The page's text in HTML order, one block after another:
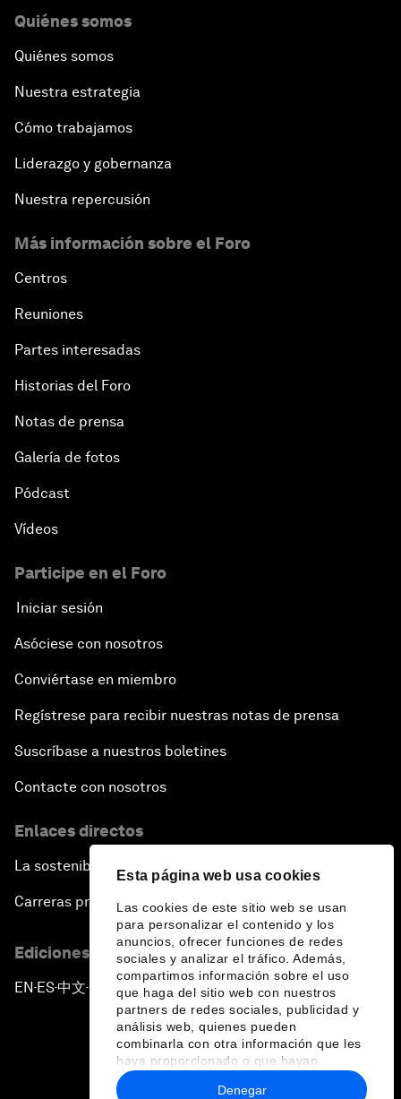
Esta página web usa cookies
Las cookies de este sitio web se usan
para personalizar el contenido y los
anuncios, ofrecer funciones de redes
sociales y analizar el tráfico. Además,
compartimos información sobre el uso
que haga del sitio web con nuestros
partners de redes sociales, publicidad y
análisis web, quienes pueden
combinarla con otra información que les
haya proporcionado o que hayan
recopilado a partir del uso que haya
hecho de sus servicios.
Denegar
Quiénes somos
Quiénes somos
Nuestra estrategia
Cómo trabajamos
Liderazgo y gobernanza
Nuestra repercusión
Más información sobre el Foro
Centros
Reuniones
Partes interesadas
Historias del Foro
Notas de prensa
Galería de fotos
Pódcast
Vídeos
Participe en el Foro
Iniciar sesión
Asóciese con nosotros
Conviértase en miembro
Regístrese para recibir nuestras notas de prensa
Suscríbase a nuestros boletines
Contacte con nosotros
Enlaces directos
La sostenibilidad en el Foro
Carreras profesionales
Ediciones en otros idiomas
EN ▪ ES▪中文▪ 日本語